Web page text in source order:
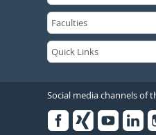
Social media channels of